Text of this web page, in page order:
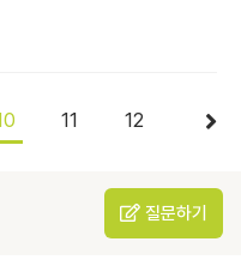
11 12
질문하기